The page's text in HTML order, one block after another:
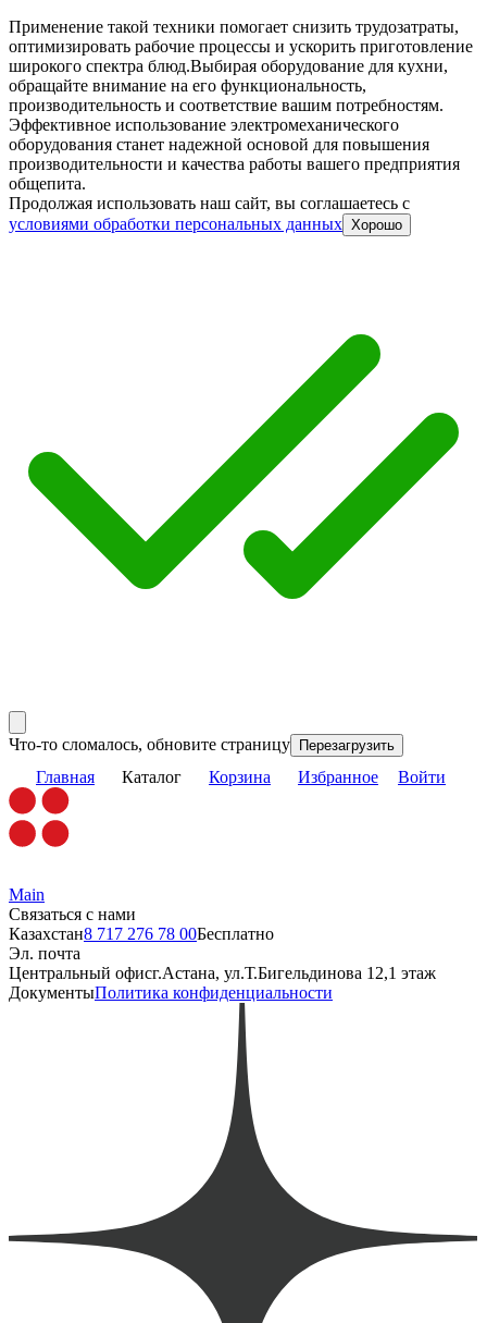
Применение такой техники помогает снизить трудозатраты,
оптимизировать рабочие процессы и ускорить приготовление
широкого спектра блюд.Выбирая оборудование для кухни,
обращайте внимание на его функциональность,
производительность и соответствие вашим потребностям.
Эффективное использование электромеханического
оборудования станет надежной основой для повышения
производительности и качества работы вашего предприятия
общепита.
Продолжая использовать наш сайт, вы соглашаетесь c
условиями обработки персональных данных Хорошо
Что-то сломалось, обновите страницу Перезагрузить
Главная Каталог Корзина Избранное Войти
Main
Связаться с нами
Казахстан8 717 276 78 00Бесплатно
Эл. почта
Центральный офисг.Астана, ул.Т.Бигельдинова 12,1 этаж
ДокументыПолитика конфиденциальности